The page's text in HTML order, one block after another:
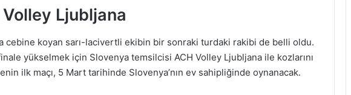
Ljubljana
cebine koyan sarı-lacivertli ekibin bir sonraki turdaki rakibi de belli oldu.
yükselmek için Slovenya temsilcisi ACH Volley Ljubljana ile kozlarını
ilk maçı, 5 Mart tarihinde Slovenya’nın ev sahipliğinde oynanacak.